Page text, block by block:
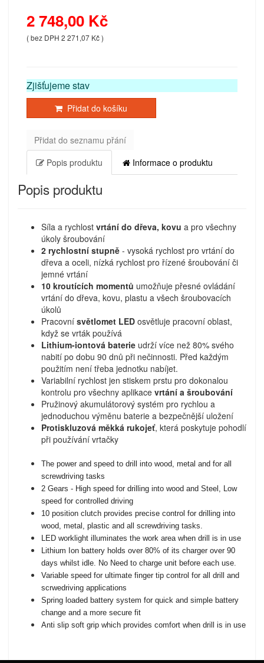
2 748,00 Kč
( bez DPH 2 271,07 Kč )
Zjišťujeme stav
Přidat do košíku
Přidat do seznamu přání
Popis produktu
Informace o produktu
Popis produktu
Síla a rychlost vrtání do dřeva, kovu a pro všechny
úkoly šroubování
2 rychlostní stupně - vysoká rychlost pro vrtání do
dřeva a oceli, nízká rychlost pro řízené šroubování či
jemné vrtání
10 kroutících momentů umožňuje přesné ovládání
vrtání do dřeva, kovu, plastu a všech šroubovacích
úkolů
Pracovní světlomet LED osvětluje pracovní oblast,
když se vrták používá
Lithium-iontová baterie udrží více než 80% svého
nabití po dobu 90 dnů při nečinnosti. Před každým
použitím není třeba jednotku nabíjet.
Variabilní rychlost jen stiskem prstu pro dokonalou
kontrolu pro všechny aplikace vrtání a šroubování
Pružinový akumulátorový systém pro rychlou a
jednoduchou výměnu baterie a bezpečnější uložení
Protiskluzová měkká rukojeť, která poskytuje pohodlí
při používání vrtačky
The power and speed to drill into wood, metal and for all
screwdriving tasks
2 Gears - High speed for drilling into wood and Steel, Low
speed for controlled driving
10 position clutch provides precise control for drilling into
wood, metal, plastic and all screwdriving tasks.
LED worklight illuminates the work area when drill is in use
Lithium Ion battery holds over 80% of its charger over 90
days whilst idle. No Need to charge unit before each use.
Variable speed for ultimate finger tip control for all drill and
scrwedriving applications
Spring loaded battery system for quick and simple battery
change and a more secure fit
Anti slip soft grip which provides comfort when drill is in use